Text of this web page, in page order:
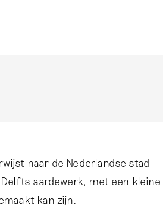
naar de Nederlandse stad
aardewerk, met een kleine
kan zijn.